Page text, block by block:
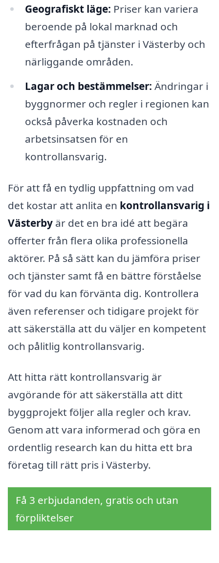
Geografiskt läge: Priser kan variera
beroende på lokal marknad och
efterfrågan på tjänster i Västerby och
närliggande områden.
Lagar och bestämmelser: Ändringar i
byggnormer och regler i regionen kan
också påverka kostnaden och
arbetsinsatsen för en
kontrollansvarig.
För att få en tydlig uppfattning om vad
det kostar att anlita en kontrollansvarig i
Västerby är det en bra idé att begära
offerter från flera olika professionella
aktörer. På så sätt kan du jämföra priser
och tjänster samt få en bättre förståelse
för vad du kan förvänta dig. Kontrollera
även referenser och tidigare projekt för
att säkerställa att du väljer en kompetent
och pålitlig kontrollansvarig.
Att hitta rätt kontrollansvarig är
avgörande för att säkerställa att ditt
byggprojekt följer alla regler och krav.
Genom att vara informerad och göra en
ordentlig research kan du hitta ett bra
företag till rätt pris i Västerby.
Få 3 erbjudanden, gratis och utan
förpliktelser